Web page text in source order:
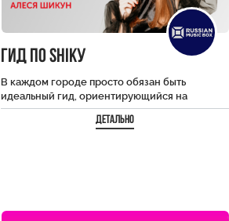
Гид по SHiKу
В каждом городе просто обязан быть
идеальный гид, ориентирующийся на
местности! А что если интересные локации
уже давно изучены…Детально